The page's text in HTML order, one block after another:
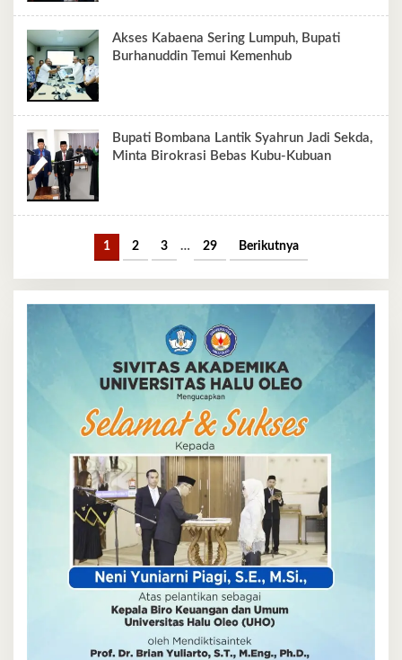
Akses Kabaena Sering Lumpuh, Bupati
Burhanuddin Temui Kemenhub
Bupati Bombana Lantik Syahrun Jadi Sekda,
Minta Birokrasi Bebas Kubu-Kubuan
1 2 3 … 29 Berikutnya